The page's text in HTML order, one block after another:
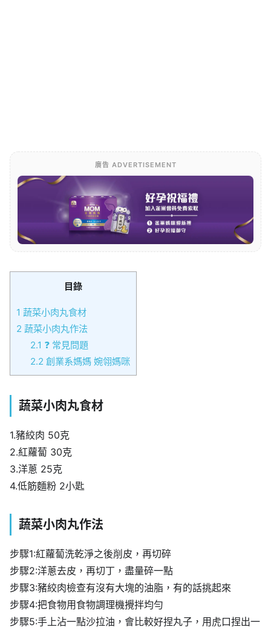
廣告 ADVERTISEMENT
目錄
1 蔬菜小肉丸食材
2 蔬菜小肉丸作法
2.1 ❓ 常見問題
2.2 創業系媽媽 婉翎媽咪
蔬菜小肉丸食材
1.豬絞肉 50克
2.紅蘿蔔 30克
3.洋蔥 25克
4.低筋麵粉 2小匙
蔬菜小肉丸作法
步驟1:紅蘿蔔洗乾淨之後削皮，再切碎
步驟2:洋蔥去皮，再切丁，盡量碎一點
步驟3:豬絞肉檢查有沒有大塊的油脂，有的話挑起來
步驟4:把食物用食物調理機攪拌均勻
步驟5:手上沾一點沙拉油，會比較好捏丸子，用虎口捏出一